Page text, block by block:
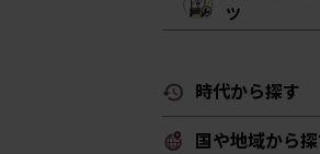
ツ
時代から探す
国や地域から